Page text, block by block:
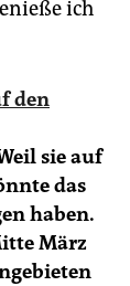
ich
den
sie auf
das
haben.
März